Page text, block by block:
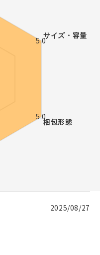
2025/08/27